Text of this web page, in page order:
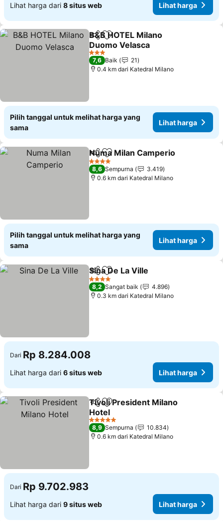
Lihat harga dari 8 situs web Lihat harga
BagikanTambahkan ke favorit
B&B HOTEL Milano
Duomo Velasca
Lihat harga
3 Bintang
7,6 Baik
21
0.4 km dari Katedral Milano
Pilih tanggal untuk melihat harga yang
sama
Lihat harga
BagikanTambahkan ke favorit
Numa Milan Camperio
4 Bintang
8,6 Sempurna
3.419
0.6 km dari Katedral Milano
Pilih tanggal untuk melihat harga yang
sama
Lihat harga
BagikanTambahkan ke favorit
Sina De La Ville
4 Bintang
8,2 Sangat baik
4.896
0.3 km dari Katedral Milano
Dari Rp 8.284.008
Lihat harga dari 6 situs web Lihat harga
BagikanTambahkan ke favorit
Tivoli President Milano
Hotel
Lihat harga
5 Bintang
8,9 Sempurna
10.834
0.6 km dari Katedral Milano
Dari Rp 9.702.983
Lihat harga dari 9 situs web Lihat harga